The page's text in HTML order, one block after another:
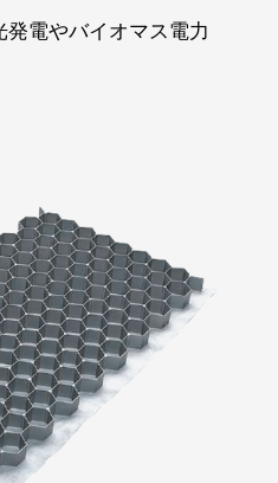
電やバイオマス電力